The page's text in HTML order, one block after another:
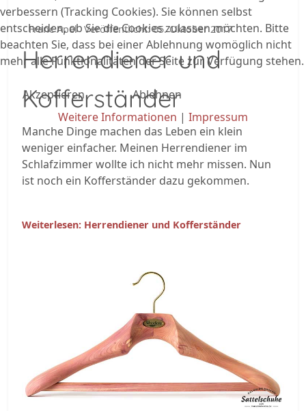
Franc Apel Veröffentlicht: 05. Oktober 2017
Herrendiener und
Kofferständer
Manche Dinge machen das Leben ein klein
weniger einfacher. Meinen Herrendiener im
Schlafzimmer wollte ich nicht mehr missen. Nun
ist noch ein Kofferständer dazu gekommen.
Weiterlesen: Herrendiener und Kofferständer
verbessern (Tracking Cookies). Sie können selbst
entscheiden, ob Sie die Cookies zulassen möchten. Bitte
beachten Sie, dass bei einer Ablehnung womöglich nicht
mehr alle Funktionalitäten der Seite zur Verfügung stehen.
Akzeptieren
Ablehnen
Weitere Informationen | Impressum